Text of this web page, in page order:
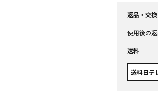
返品・交
使用後の
送料
送料日テ